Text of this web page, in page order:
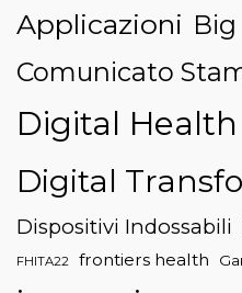
Applicazioni
Comunicato
Digital Health
Digital
Dispositivi Indossabili
FHITA22 frontiers health